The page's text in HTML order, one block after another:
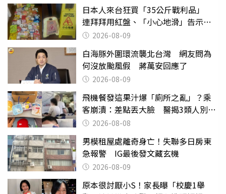
日本人來台狂買「35公斤戰利品」
連拜拜用紅盤、「小心地滑」告示牌
也帶回家
2026-08-09
白海豚外圍環流襲北台灣 網友問為
何沒放颱風假 蔣萬安回應了
2026-08-09
飛機餐發這果汁爆「廁所之亂」？乘
客崩潰：差點丟大臉 醫揭3類人別亂
喝 2026-08-08
男模租屋處離奇身亡！失聯多日房東
急報警 IG最後發文藏玄機
2026-08-09
原本很討厭小S！家長曝「校慶1舉